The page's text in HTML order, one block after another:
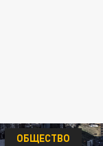
ОБЩЕСТВО